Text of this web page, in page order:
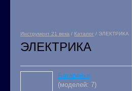
Инструмент 21 века / Каталог / ЭЛЕКТРИКА
ЭЛЕКТРИКА
Батарейки
(моделей: 7)